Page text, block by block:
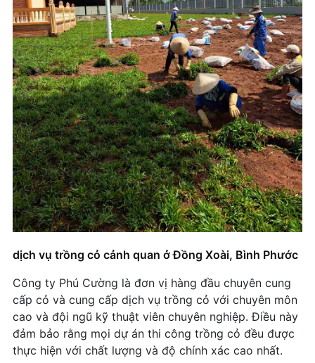
dịch vụ trồng cỏ cảnh quan ở Đồng Xoài, Bình Phước
Công ty Phú Cường là đơn vị hàng đầu chuyên cung
cấp cỏ và cung cấp dịch vụ trồng cỏ với chuyên môn
cao và đội ngũ kỹ thuật viên chuyên nghiệp. Điều này
đảm bảo rằng mọi dự án thi công trồng cỏ đều được
thực hiện với chất lượng và độ chính xác cao nhất.